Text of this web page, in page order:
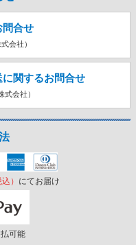
合せ
会社）
関するお問合せ
式会社）
） にてお届け
可能